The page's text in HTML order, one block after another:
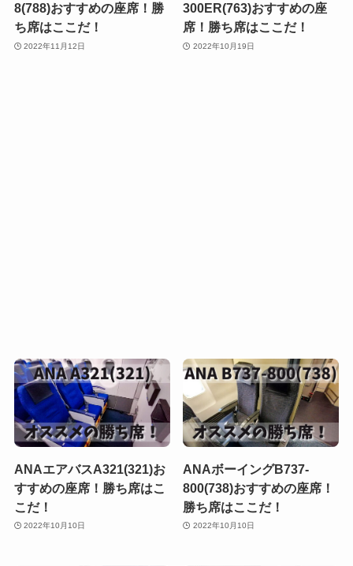
8(788)おすすめの座席！勝
ち席はここだ！
2022年11月12日
300ER(763)おすすめの座
席！勝ち席はここだ！
2022年10月19日
ANAエアバスA321(321)お
すすめの座席！勝ち席はこ
こだ！
2022年10月10日
ANAボーイングB737-
800(738)おすすめの座席！
勝ち席はここだ！
2022年10月10日